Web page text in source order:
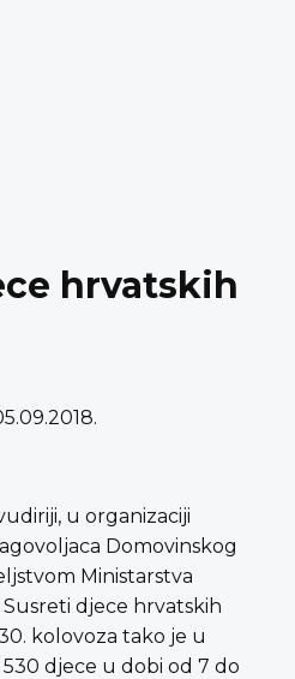
hrvatskih
u organizaciji
Domovinskog
Ministarstva
Susreti djece hrvatskih
kolovoza tako je u
djece u dobi od 7 do